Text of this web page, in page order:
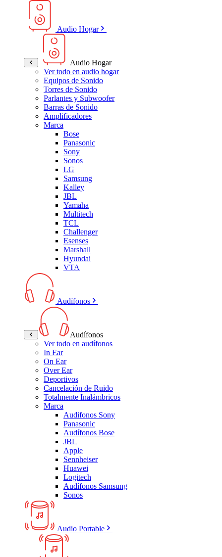
Audio Hogar
Audio Hogar
Ver todo en audio hogar
Equipos de Sonido
Torres de Sonido
Parlantes y Subwoofer
Barras de Sonido
Amplificadores
Marca
Bose
Panasonic
Sony
Sonos
LG
Samsung
Kalley
JBL
Yamaha
Multitech
TCL
Challenger
Esenses
Marshall
Hyundai
VTA
Audífonos
Audífonos
Ver todo en audífonos
In Ear
On Ear
Over Ear
Deportivos
Cancelación de Ruido
Totalmente Inalámbricos
Marca
Audifonos Sony
Panasonic
Audífonos Bose
JBL
Apple
Sennheiser
Huawei
Logitech
Audífonos Samsung
Sonos
Audio Portable